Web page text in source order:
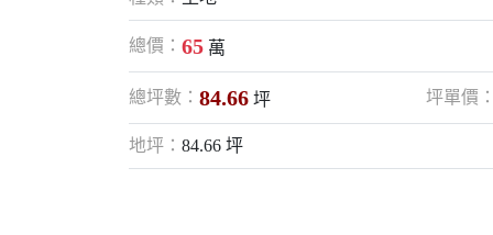
總價： 65 萬
總坪數： 84.66 坪 坪單價
地坪： 84.66 坪